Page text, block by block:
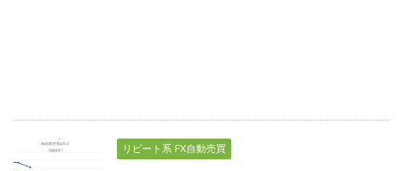
リピート系 FX自動売買